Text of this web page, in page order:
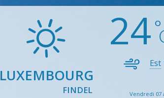
LUXEMBOURG
FINDEL
24
Est
Vendredi 07